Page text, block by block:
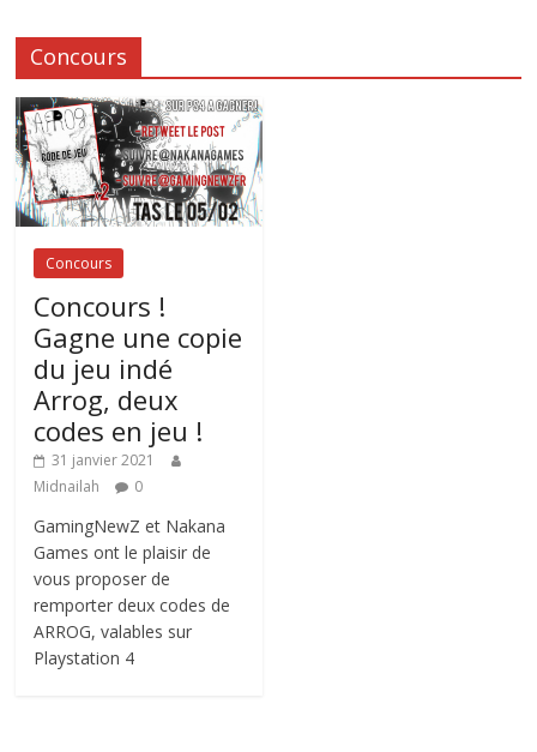
Concours
Concours
Concours !
Gagne une copie
du jeu indé
Arrog, deux
codes en jeu !
31 janvier 2021
Midnailah
0
GamingNewZ et Nakana
Games ont le plaisir de
vous proposer de
remporter deux codes de
ARROG, valables sur
Playstation 4